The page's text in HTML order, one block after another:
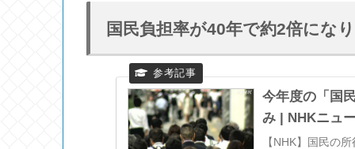
国民負担率が40年で約2倍にな
今年度の「国
み | NHKニュ
【NHK】国民の